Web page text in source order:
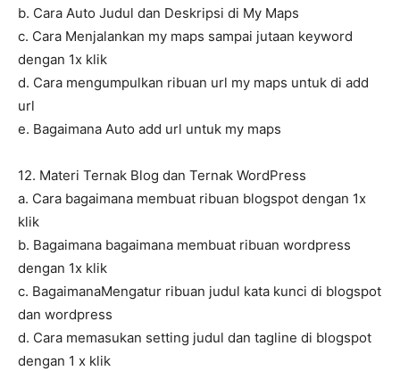
b. Cara Auto Judul dan Deskripsi di My Maps
c. Cara Menjalankan my maps sampai jutaan keyword
dengan 1x klik
d. Cara mengumpulkan ribuan url my maps untuk di add
url
e. Bagaimana Auto add url untuk my maps
12. Materi Ternak Blog dan Ternak WordPress
a. Cara bagaimana membuat ribuan blogspot dengan 1x
klik
b. Bagaimana bagaimana membuat ribuan wordpress
dengan 1x klik
c. BagaimanaMengatur ribuan judul kata kunci di blogspot
dan wordpress
d. Cara memasukan setting judul dan tagline di blogspot
dengan 1 x klik